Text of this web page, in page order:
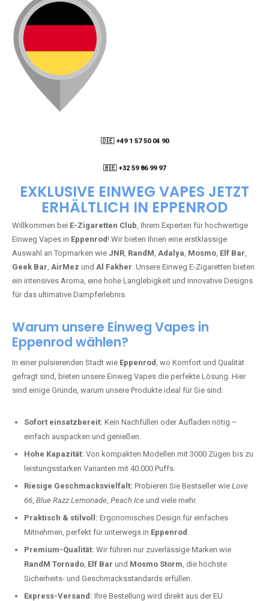
🇩🇪 +49 1 57 50 04 90
🇧🇪 +32 59 86 99 97
EXKLUSIVE EINWEG VAPES JETZT
ERHÄLTLICH IN EPPENROD
Willkommen bei E-Zigaretten Club, Ihrem Experten für hochwertige
Einweg Vapes in Eppenrod! Wir bieten Ihnen eine erstklassige
Auswahl an Topmarken wie JNR, RandM, Adalya, Mosmo, Elf Bar,
Geek Bar, AirMez und Al Fakher. Unsere Einweg E-Zigaretten bieten
ein intensives Aroma, eine hohe Langlebigkeit und innovative Designs
für das ultimative Dampferlebnis.
Warum unsere Einweg Vapes in
Eppenrod wählen?
In einer pulsierenden Stadt wie Eppenrod, wo Komfort und Qualität
gefragt sind, bieten unsere Einweg Vapes die perfekte Lösung. Hier
sind einige Gründe, warum unsere Produkte ideal für Sie sind:
Sofort einsatzbereit: Kein Nachfüllen oder Aufladen nötig –
einfach auspacken und genießen.
Hohe Kapazität: Von kompakten Modellen mit 3000 Zügen bis zu
leistungsstarken Varianten mit 40.000 Puffs.
Riesige Geschmacksvielfalt: Probieren Sie Bestseller wie Love
66, Blue Razz Lemonade, Peach Ice und viele mehr.
Praktisch & stilvoll: Ergonomisches Design für einfaches
Mitnehmen, perfekt für unterwegs in Eppenrod .
Premium-Qualität: Wir führen nur zuverlässige Marken wie
RandM Tornado, Elf Bar und Mosmo Storm, die höchste
Sicherheits- und Geschmacksstandards erfüllen.
Express-Versand: Ihre Bestellung wird direkt aus der EU